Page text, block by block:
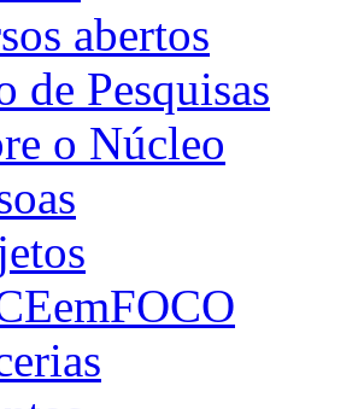
abertos
de Pesquisas
o Núcleo